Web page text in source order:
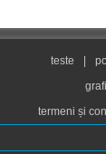
teste
termeni și